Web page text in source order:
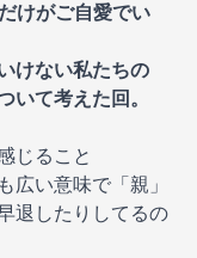
けがご自愛でい
けない私たちの
いて考えた回。
じること
広い意味で「親」
退したりしてるの